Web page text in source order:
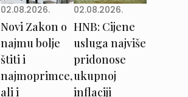
02.08.2026.
Novi Zakon o
najmu bolje
štiti i
najmoprimce,
ali i
02.08.2026.
HNB: Cijene
usluga najviše
pridonose
ukupnoj
inflaciji